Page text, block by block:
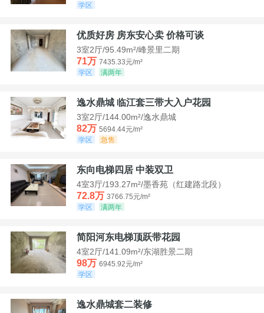
学区
优质好房 房东安心卖 价格可谈
3室2厅/95.49m²/峰景里二期
71万 7435.33元/m²
学区
满两年
逸水鼎城 临江套三带大入户花园
3室2厅/144.00m²/逸水鼎城
82万 5694.44元/m²
学区
急售
东向电梯四居 中装双卫
4室3厅/193.27m²/墨香苑（红建路北段）
72.8万 3766.75元/m²
学区
满两年
简阳河东电梯顶跃带花园
4室2厅/141.09m²/东湖胜景二期
98万 6945.92元/m²
学区
逸水鼎城套二装修